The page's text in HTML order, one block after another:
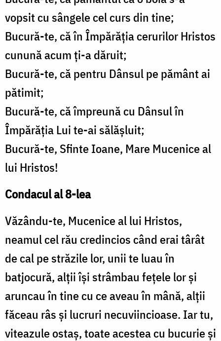
vopsit cu sângele cel curs din tine;
Bucură-te, că în Împărăţia cerurilor Hristos
cunună acum ţi-a dăruit;
Bucură-te, că pentru Dânsul pe pământ ai
pătimit;
Bucură-te, că împreună cu Dânsul în
Împărăţia Lui te-ai sălăşluit;
Bucură-te, Sfinte Ioane, Mare Mucenice al
lui Hristos!
Condacul al 8-lea
Văzându-te, Mucenice al lui Hristos,
neamul cel rău credincios când erai târât
de cal pe străzile lor, unii te luau în
batjocură, alţii îşi strâmbau feţele lor şi
aruncau în tine cu ce aveau în mână, alţii
făceau râs şi lucruri necuviincioase. Iar tu,
viteazule ostaş, toate acestea cu bucurie şi